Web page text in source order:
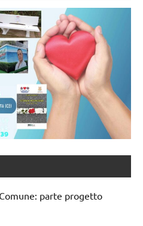
parte progetto